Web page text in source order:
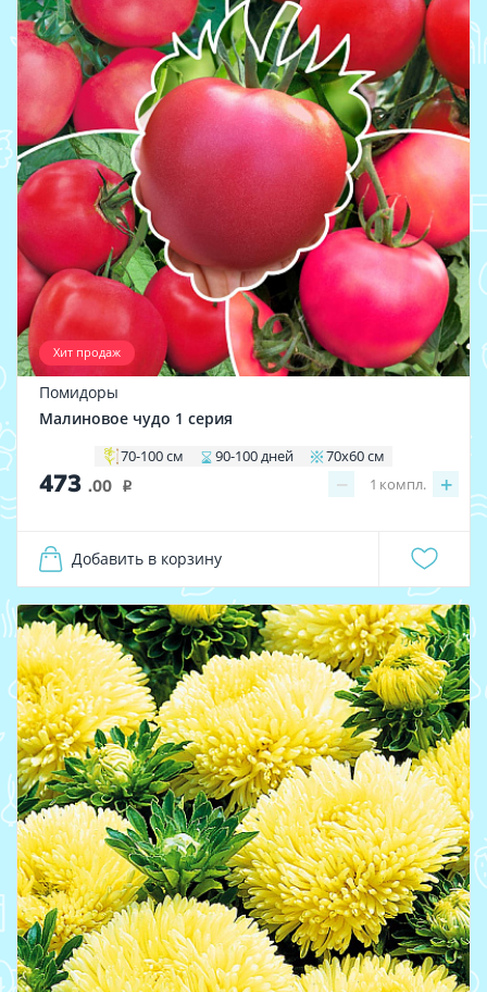
Хит продаж
Помидоры
Малиновое чудо 1 серия
70-100 см 90-100 дней 70х60 см
473 .00 i − +
1 компл.
Добавить в корзину